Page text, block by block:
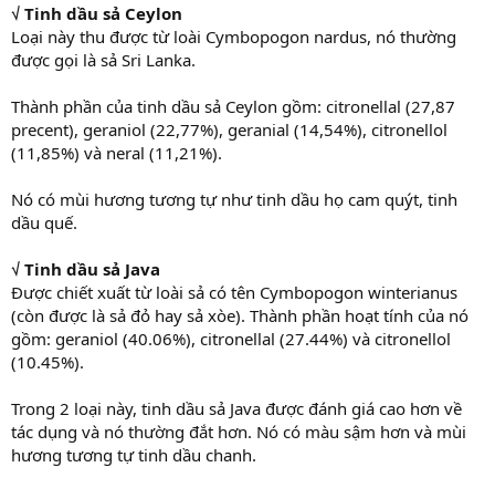
√ Tinh dầu sả Ceylon
Loại này thu được từ loài Cymbopogon nardus, nó thường
được gọi là sả Sri Lanka.
Thành phần của tinh dầu sả Ceylon gồm: citronellal (27,87
precent), geraniol (22,77%), geranial (14,54%), citronellol
(11,85%) và neral (11,21%).
Nó có mùi hương tương tự như tinh dầu họ cam quýt, tinh
dầu quế.
√ Tinh dầu sả Java
Được chiết xuất từ loài sả có tên Cymbopogon winterianus
(còn được là sả đỏ hay sả xòe). Thành phần hoạt tính của nó
gồm: geraniol (40.06%), citronellal (27.44%) và citronellol
(10.45%).
Trong 2 loại này, tinh dầu sả Java được đánh giá cao hơn về
tác dụng và nó thường đắt hơn. Nó có màu sậm hơn và mùi
hương tương tự tinh dầu chanh.